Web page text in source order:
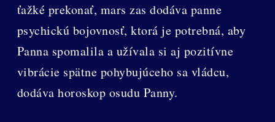
ťažké prekonať, mars zas dodáva panne
psychickú bojovnosť, ktorá je potrebná, aby
Panna spomalila a užívala si aj pozitívne
vibrácie spätne pohybujúceho sa vládcu,
dodáva horoskop osudu Panny.